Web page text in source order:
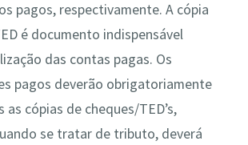
pagos, respectivamente. A cópia
é documento indispensável
das contas pagas. Os
pagos deverão obrigatoriamente
as cópias de cheques/TED’s,
se tratar de tributo, deverá